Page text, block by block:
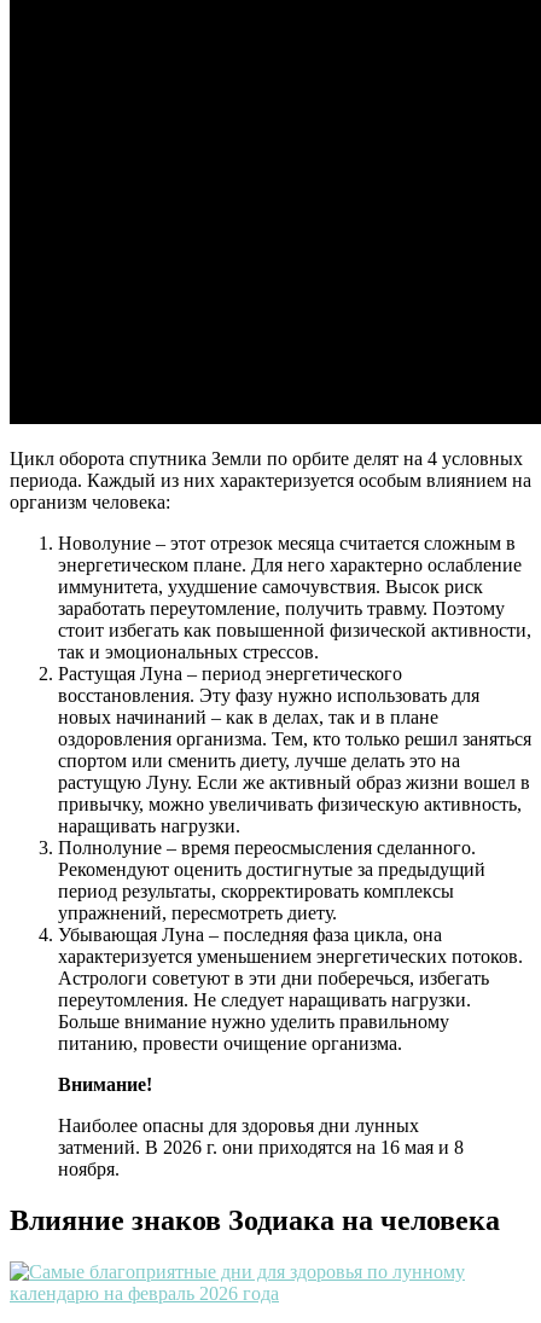
Цикл оборота спутника Земли по орбите делят на 4 условных
периода. Каждый из них характеризуется особым влиянием на
организм человека:
Новолуние – этот отрезок месяца считается сложным в
энергетическом плане. Для него характерно ослабление
иммунитета, ухудшение самочувствия. Высок риск
заработать переутомление, получить травму. Поэтому
стоит избегать как повышенной физической активности,
так и эмоциональных стрессов.
Растущая Луна – период энергетического
восстановления. Эту фазу нужно использовать для
новых начинаний – как в делах, так и в плане
оздоровления организма. Тем, кто только решил заняться
спортом или сменить диету, лучше делать это на
растущую Луну. Если же активный образ жизни вошел в
привычку, можно увеличивать физическую активность,
наращивать нагрузки.
Полнолуние – время переосмысления сделанного.
Рекомендуют оценить достигнутые за предыдущий
период результаты, скорректировать комплексы
упражнений, пересмотреть диету.
Убывающая Луна – последняя фаза цикла, она
характеризуется уменьшением энергетических потоков.
Астрологи советуют в эти дни поберечься, избегать
переутомления. Не следует наращивать нагрузки.
Больше внимание нужно уделить правильному
питанию, провести очищение организма.
Внимание!
Наиболее опасны для здоровья дни лунных
затмений. В 2026 г. они приходятся на 16 мая и 8
ноября.
Влияние знаков Зодиака на человека